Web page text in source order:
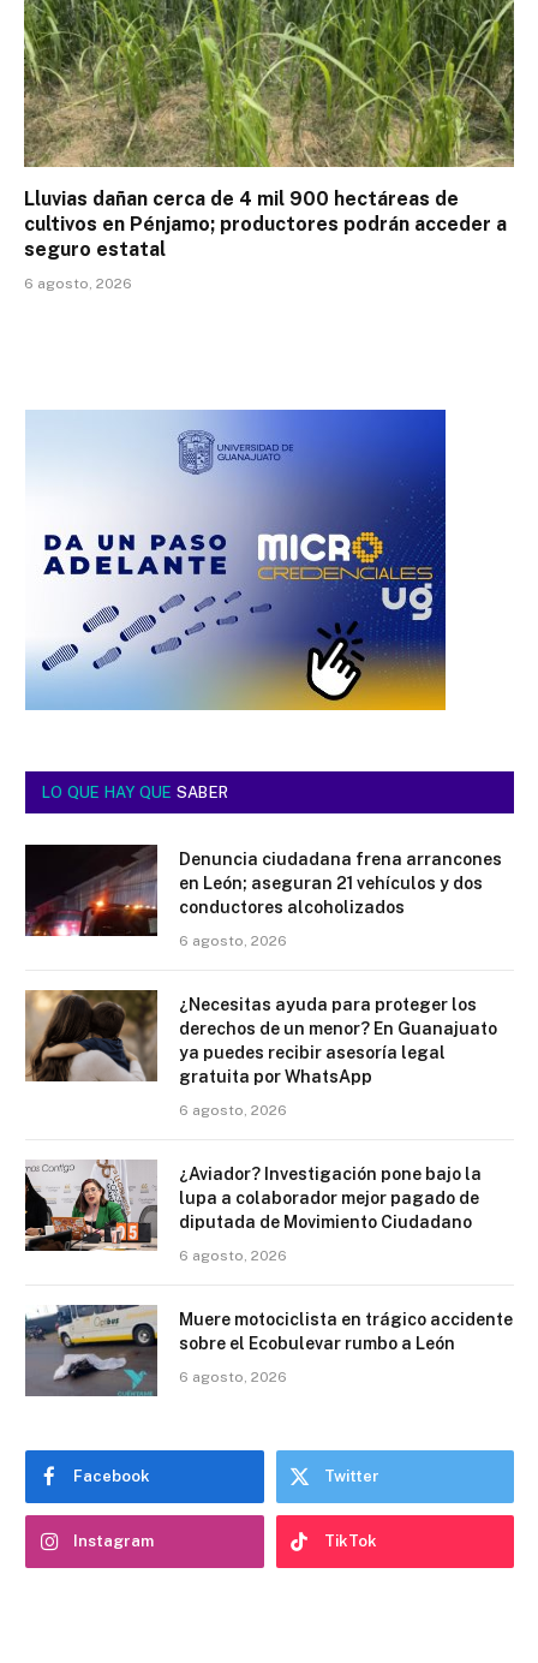
Lluvias dañan cerca de 4 mil 900 hectáreas de
cultivos en Pénjamo; productores podrán acceder a
seguro estatal
6 agosto, 2026
LO QUE HAY QUE SABER
Denuncia ciudadana frena arrancones
en León; aseguran 21 vehículos y dos
conductores alcoholizados
6 agosto, 2026
¿Necesitas ayuda para proteger los
derechos de un menor? En Guanajuato
ya puedes recibir asesoría legal
gratuita por WhatsApp
6 agosto, 2026
¿Aviador? Investigación pone bajo la
lupa a colaborador mejor pagado de
diputada de Movimiento Ciudadano
6 agosto, 2026
Muere motociclista en trágico accidente
sobre el Ecobulevar rumbo a León
6 agosto, 2026
Facebook Twitter
Instagram TikTok